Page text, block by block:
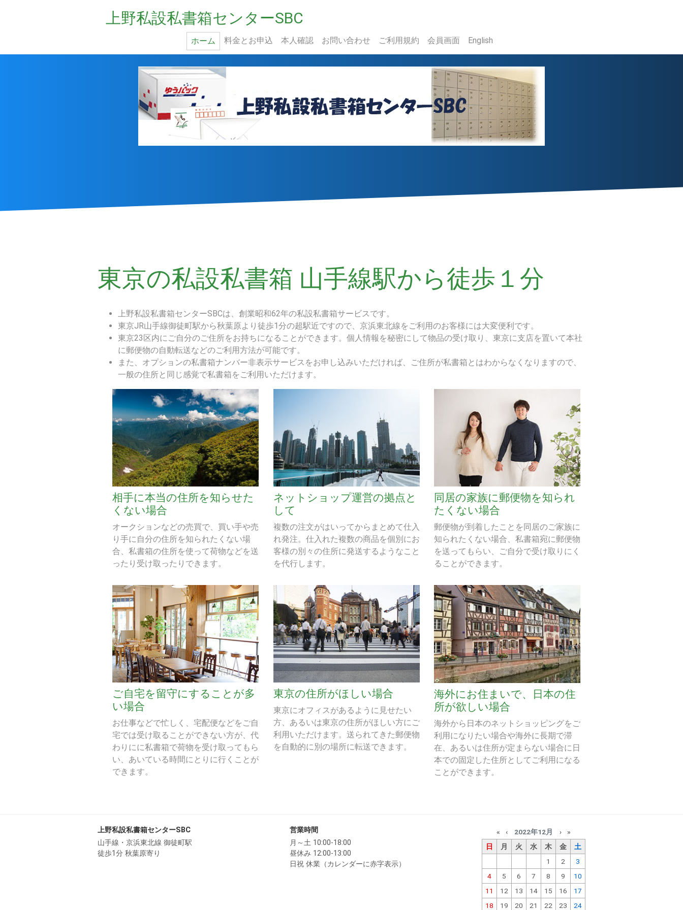
上野私設私書箱センターSBC
ホーム 料金とお申込 本人確認 お問い合わせ ご利用規約 会員画面 English
東京の私設私書箱 山手線駅から徒歩１分
上野私設私書箱センターSBCは、創業昭和62年の私設私書箱サービスです。
東京JR山手線御徒町駅から秋葉原より徒歩1分の超駅近ですので、京浜東北線をご利用のお客様には大変便利です。
東京23区内にご自分のご住所をお持ちになることができます。個人情報を秘密にして物品の受け取り、東京に支店を置いて本社
に郵便物の自動転送などのご利用方法が可能です。
また、オプションの私書箱ナンバー非表示サービスをお申し込みいただければ、ご住所が私書箱とはわからなくなりますので、
一般の住所と同じ感覚で私書箱をご利用いただけます。
相手に本当の住所を知らせた
くない場合
オークションなどの売買で、買い手や売
り手に自分の住所を知られたくない場
合、私書箱の住所を使って荷物などを送
ったり受け取ったりできます。
ネットショップ運営の拠点と
して
複数の注文がはいってからまとめて仕入
れ発注。仕入れた複数の商品を個別にお
客様の別々の住所に発送するようなこと
を代行します。
同居の家族に郵便物を知られ
たくない場合
郵便物が到着したことを同居のご家族に
知られたくない場合、私書箱宛に郵便物
を送ってもらい、ご自分で受け取りにく
ることができます。
ご自宅を留守にすることが多
い場合
お仕事などで忙しく、宅配便などをご自
宅では受け取ることができない方が、代
わりにに私書箱で荷物を受け取ってもら
い、あいている時間にとりに行くことが
できます。
東京の住所がほしい場合
東京にオフィスがあるように見せたい
方、あるいは東京の住所がほしい方にご
利用いただけます。送られてきた郵便物
を自動的に別の場所に転送できます。
海外にお住まいで、日本の住
所が欲しい場合
海外から日本のネットショッピングをご
利用になりたい場合や海外に長期で滞
在、あるいは住所が定まらない場合に日
本での固定した住所としてご利用になる
ことができます。
上野私設私書箱センターSBC
山手線・京浜東北線 御徒町駅
徒歩1分 秋葉原寄り
営業時間
月～土 10:00-18:00
昼休み 12:00-13:00
日祝 休業（カレンダーに赤字表示）
« ‹ 2022年12月 ›
»
日
月 火 水 木 金
土
1
2
3
4
5 6 7 8 9
10
11
12 13 14 15 16
17
18
19 20 21 22 23 24